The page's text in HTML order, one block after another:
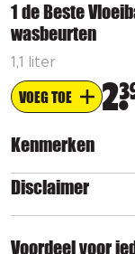
1 de Beste
wasbeurten
1,1 liter
VOEG TOE 2
Kenmerken
Disclaimer
Voordeel voor